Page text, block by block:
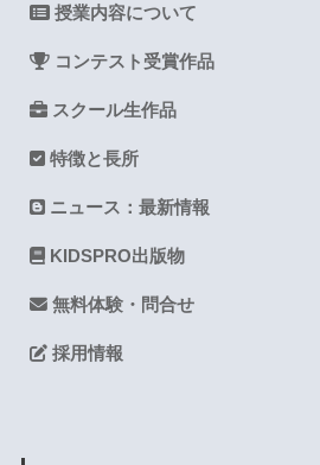
授業内容について
コンテスト受賞作品
スクール生作品
特徴と長所
ニュース：最新情報
KIDSPRO出版物
無料体験・問合せ
採用情報